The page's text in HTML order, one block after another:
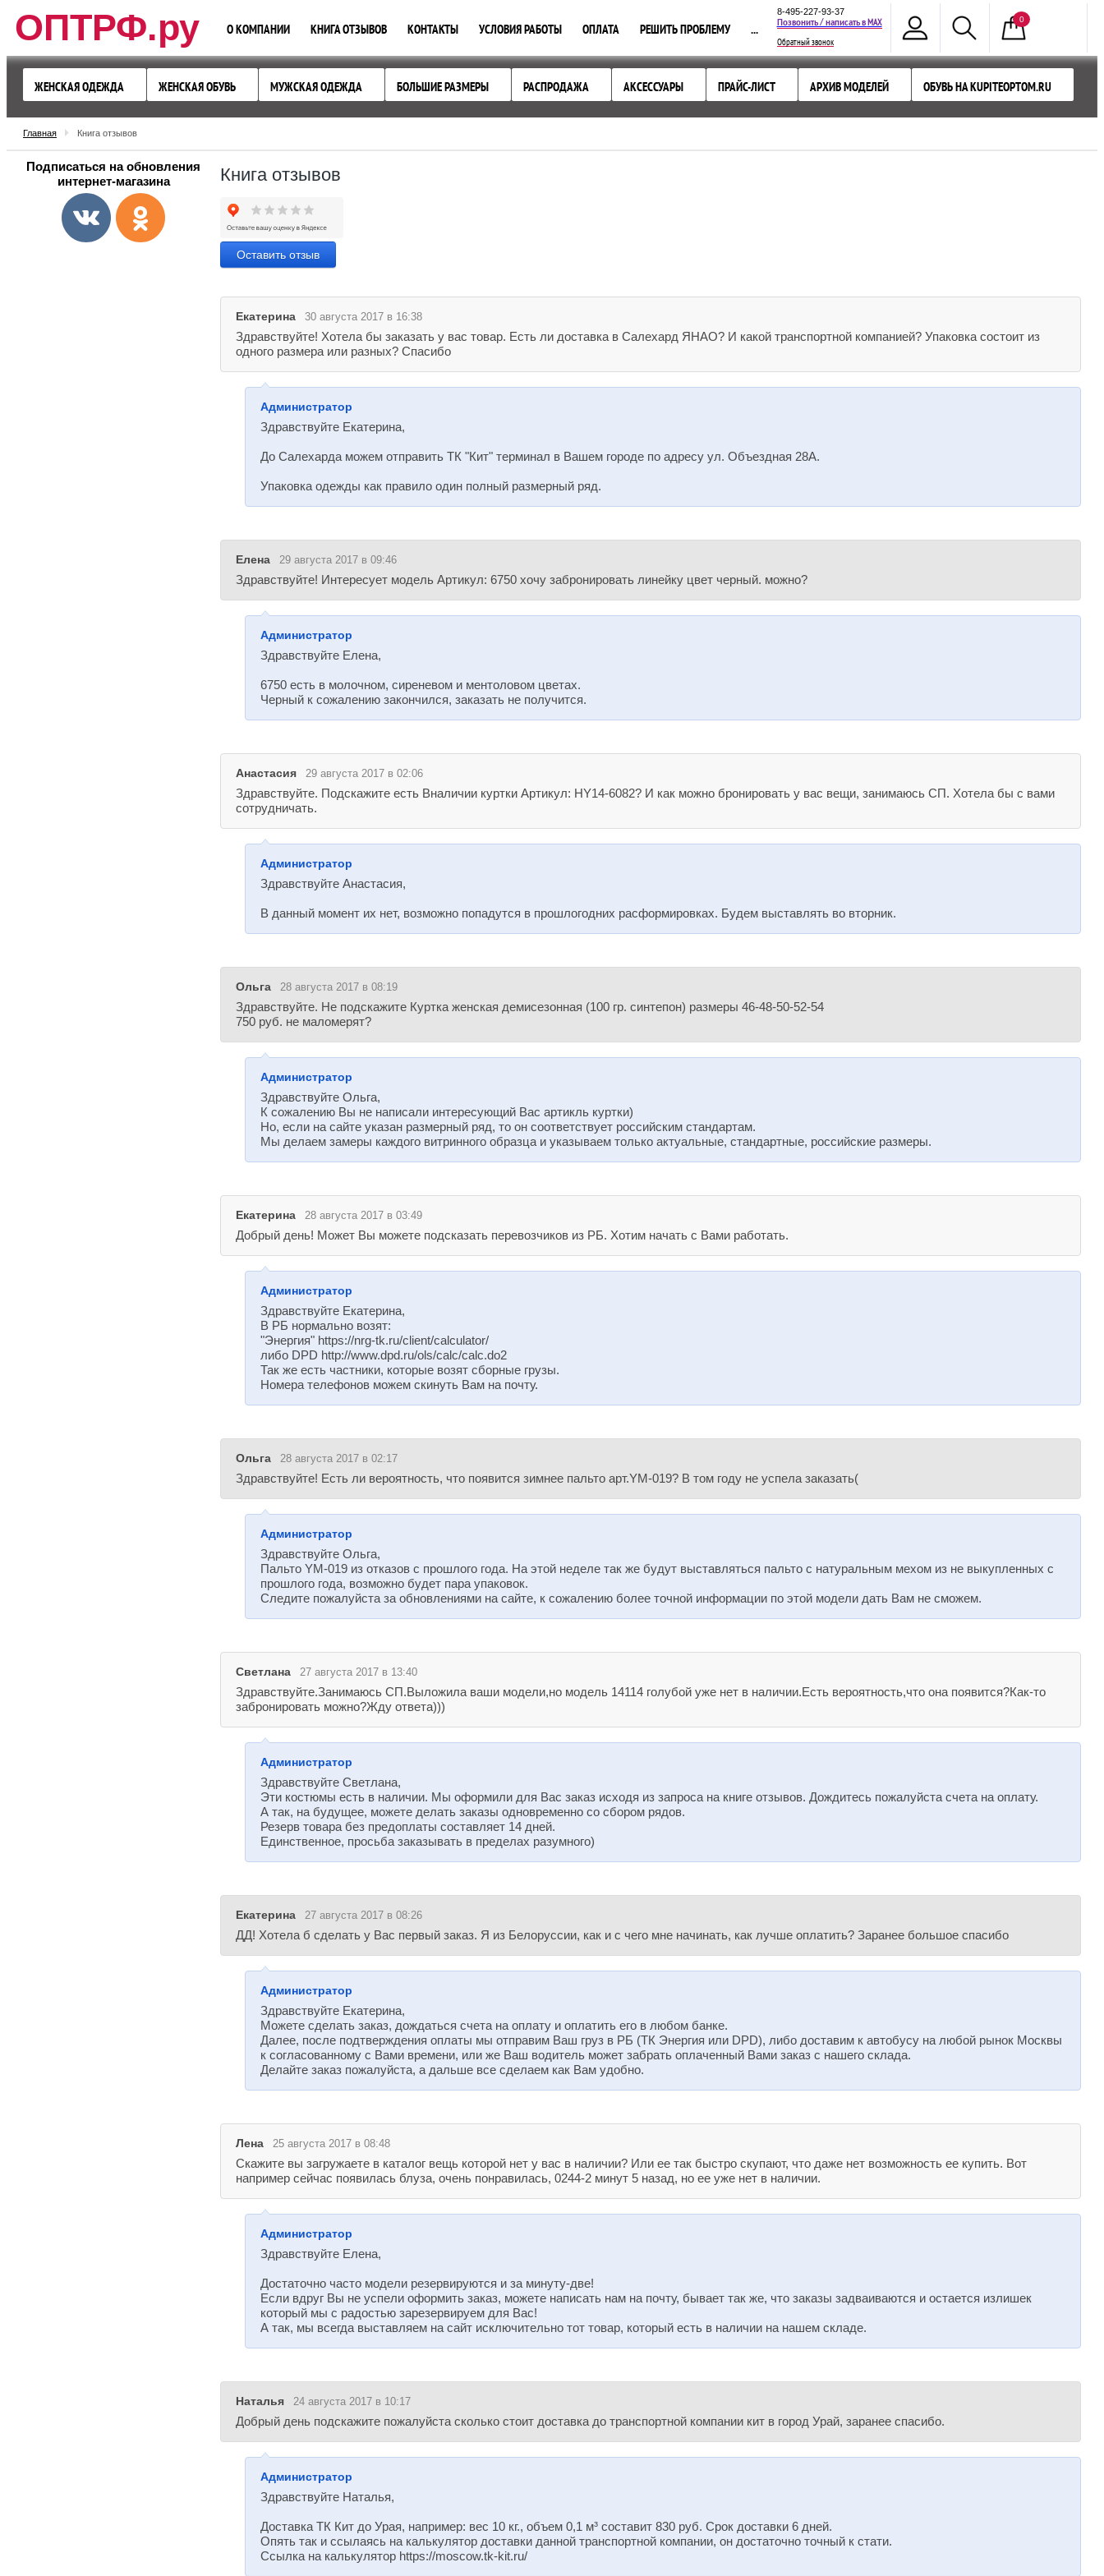
ОПТРФ.ру 0
О КОМПАНИИ КНИГА ОТЗЫВОВ КОНТАКТЫ УСЛОВИЯ РАБОТЫ ОПЛАТА РЕШИТЬ ПРОБЛЕМУ ...
8-495-227-93-37
Позвонить / написать вMAX
Обратный звонок
ЖЕНСКАЯ ОДЕЖДА ЖЕНСКАЯ ОБУВЬ МУЖСКАЯ ОДЕЖДА БОЛЬШИЕ РАЗМЕРЫ РАСПРОДАЖА АКСЕССУАРЫ ПРАЙС-ЛИСТ АРХИВ МОДЕЛЕЙ ОБУВЬ НА KUPITEOPTOM.RU
Главная Книга отзывов
Книга отзывов
Оставить отзыв
Екатерина 30 августа 2017 в 16:38
Здравствуйте! Хотела бы заказать у вас товар. Есть ли доставка в Салехард ЯНАО? И какой транспортной компанией? Упаковка состоит из
одного размера или разных? Спасибо
Администратор
Здравствуйте Екатерина,
До Салехарда можем отправить ТК "Кит" терминал в Вашем городе по адресу ул. Объездная 28А.
Упаковка одежды как правило один полный размерный ряд.
Елена 29 августа 2017 в 09:46
Здравствуйте! Интересует модель Артикул: 6750 хочу забронировать линейку цвет черный. можно?
Администратор
Здравствуйте Елена,
6750 есть в молочном, сиреневом и ментоловом цветах.
Черный к сожалению закончился, заказать не получится.
Анастасия 29 августа 2017 в 02:06
Здравствуйте. Подскажите есть Вналичии куртки Артикул: HY14-6082? И как можно бронировать у вас вещи, занимаюсь СП. Хотела бы с вами
сотрудничать.
Администратор
Здравствуйте Анастасия,
В данный момент их нет, возможно попадутся в прошлогодних расформировках. Будем выставлять во вторник.
Ольга 28 августа 2017 в 08:19
Здравствуйте. Не подскажите Куртка женская демисезонная (100 гр. синтепон) размеры 46-48-50-52-54
750 руб. не маломерят?
Администратор
Здравствуйте Ольга,
К сожалению Вы не написали интересующий Вас артикль куртки)
Но, если на сайте указан размерный ряд, то он соответствует российским стандартам.
Мы делаем замеры каждого витринного образца и указываем только актуальные, стандартные, российские размеры.
Екатерина 28 августа 2017 в 03:49
Добрый день! Может Вы можете подсказать перевозчиков из РБ. Хотим начать с Вами работать.
Администратор
Здравствуйте Екатерина,
В РБ нормально возят:
"Энергия" https://nrg-tk.ru/client/calculator/
либо DPD http://www.dpd.ru/ols/calc/calc.do2
Так же есть частники, которые возят сборные грузы.
Номера телефонов можем скинуть Вам на почту.
Ольга 28 августа 2017 в 02:17
Здравствуйте! Есть ли вероятность, что появится зимнее пальто арт.YM-019? В том году не успела заказать(
Администратор
Здравствуйте Ольга,
Пальто YM-019 из отказов с прошлого года. На этой неделе так же будут выставляться пальто с натуральным мехом из не выкупленных с
прошлого года, возможно будет пара упаковок.
Следите пожалуйста за обновлениями на сайте, к сожалению более точной информации по этой модели дать Вам не сможем.
Светлана 27 августа 2017 в 13:40
Здравствуйте.Занимаюсь СП.Выложила ваши модели,но модель 14114 голубой уже нет в наличии.Есть вероятность,что она появится?Как-то
забронировать можно?Жду ответа)))
Администратор
Здравствуйте Светлана,
Эти костюмы есть в наличии. Мы оформили для Вас заказ исходя из запроса на книге отзывов. Дождитесь пожалуйста счета на оплату.
А так, на будущее, можете делать заказы одновременно со сбором рядов.
Резерв товара без предоплаты составляет 14 дней.
Единственное, просьба заказывать в пределах разумного)
Екатерина 27 августа 2017 в 08:26
ДД! Хотела б сделать у Вас первый заказ. Я из Белоруссии, как и с чего мне начинать, как лучше оплатить? Заранее большое спасибо
Администратор
Здравствуйте Екатерина,
Можете сделать заказ, дождаться счета на оплату и оплатить его в любом банке.
Далее, после подтверждения оплаты мы отправим Ваш груз в РБ (ТК Энергия или DPD), либо доставим к автобусу на любой рынок Москвы
к согласованному с Вами времени, или же Ваш водитель может забрать оплаченный Вами заказ с нашего склада.
Делайте заказ пожалуйста, а дальше все сделаем как Вам удобно.
Лена 25 августа 2017 в 08:48
Скажите вы загружаете в каталог вещь которой нет у вас в наличии? Или ее так быстро скупают, что даже нет возможность ее купить. Вот
например сейчас появилась блуза, очень понравилась, 0244-2 минут 5 назад, но ее уже нет в наличии.
Администратор
Здравствуйте Елена,
Достаточно часто модели резервируются и за минуту-две!
Если вдруг Вы не успели оформить заказ, можете написать нам на почту, бывает так же, что заказы задваиваются и остается излишек
который мы с радостью зарезервируем для Вас!
А так, мы всегда выставляем на сайт исключительно тот товар, который есть в наличии на нашем складе.
Наталья 24 августа 2017 в 10:17
Добрый день подскажите пожалуйста сколько стоит доставка до транспортной компании кит в город Урай, заранее спасибо.
Администратор
Здравствуйте Наталья,
Доставка ТК Кит до Урая, например: вес 10 кг., объем 0,1 м³ составит 830 руб. Срок доставки 6 дней.
Опять так и ссылаясь на калькулятор доставки данной транспортной компании, он достаточно точный к стати.
Ссылка на калькулятор https://moscow.tk-kit.ru/
Подписаться на обновления
интернет-магазина